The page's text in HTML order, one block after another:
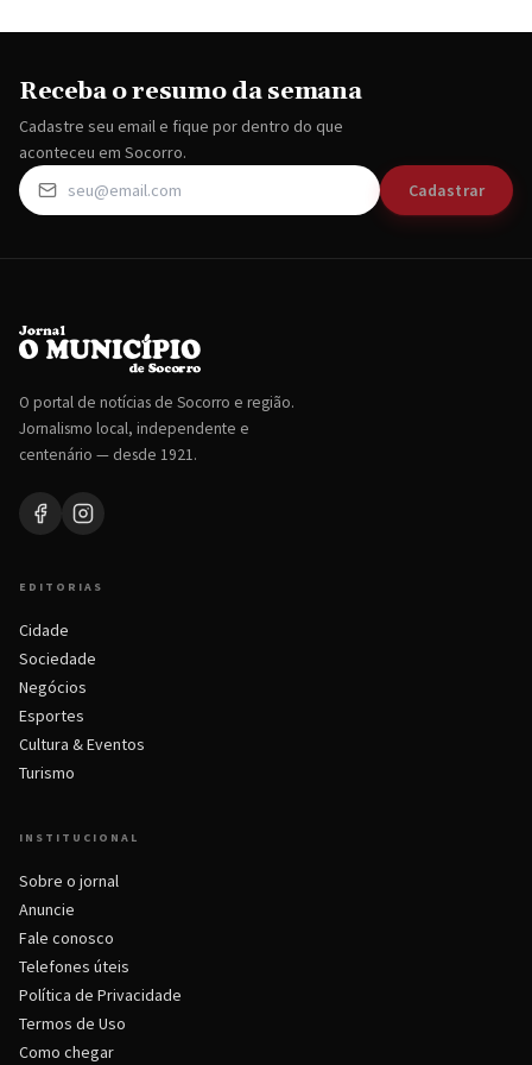
Receba o resumo da semana
Cadastre seu email e fique por dentro do que
aconteceu em Socorro.
Cadastrar
O portal de notícias de Socorro e região.
Jornalismo local, independente e
centenário — desde 1921.
EDITORIAS
Cidade
Sociedade
Negócios
Esportes
Cultura & Eventos
Turismo
INSTITUCIONAL
Sobre o jornal
Anuncie
Fale conosco
Telefones úteis
Política de Privacidade
Termos de Uso
Como chegar